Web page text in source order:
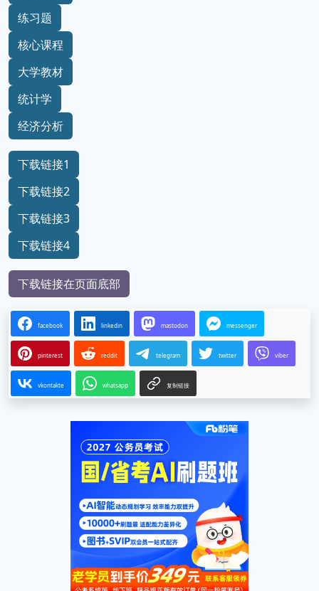
练习题
核心课程
大学教材
统计学
经济分析
下载链接1
下载链接2
下载链接3
下载链接4
下载链接在页面底部
facebook linkedin mastodon messenger
pinterest reddit telegram twitter viber
vkontakte whatsapp 复制链接